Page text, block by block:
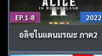
EP.1-8 2022
อลิซในแดนมรณะ ภาค2